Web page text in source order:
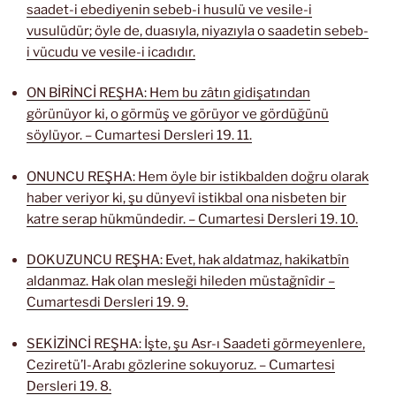
saadet-i ebediyenin sebeb-i husulü ve vesile-i
vusulüdür; öyle de, duasıyla, niyazıyla o saadetin sebeb-
i vücudu ve vesile-i icadıdır.
ON BİRİNCİ REŞHA: Hem bu zâtın gidişatından
görünüyor ki, o görmüş ve görüyor ve gördüğünü
söylüyor. – Cumartesi Dersleri 19. 11.
ONUNCU REŞHA: Hem öyle bir istikbalden doğru olarak
haber veriyor ki, şu dünyevî istikbal ona nisbeten bir
katre serap hükmündedir. – Cumartesi Dersleri 19. 10.
DOKUZUNCU REŞHA: Evet, hak aldatmaz, hakikatbîn
aldanmaz. Hak olan mesleği hileden müstağnîdir –
Cumartesdi Dersleri 19. 9.
SEKİZİNCİ REŞHA: İşte, şu Asr-ı Saadeti görmeyenlere,
Ceziretü’l-Arabı gözlerine sokuyoruz. – Cumartesi
Dersleri 19. 8.